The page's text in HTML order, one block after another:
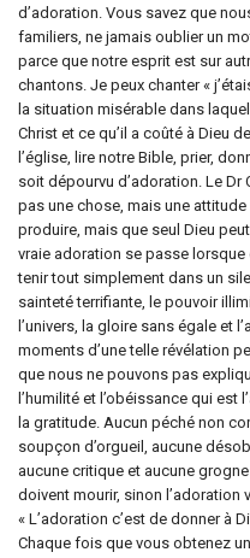
d’adoration. Vous savez que
familiers, ne jamais oublier un
parce que notre esprit est sur
chantons. Je peux chanter «
la situation misérable dans
Christ et ce qu’il a coûté à Dieu
l’église, lire notre Bible, prier,
soit dépourvu d’adoration. Le Dr
pas une chose, mais une
produire, mais que seul Dieu
vraie adoration se passe lorsque
tenir tout simplement dans un
sainteté terrifiante, le pouvoir
l’univers, la gloire sans égale et
moments d’une telle révélation
que nous ne pouvons pas
l’humilité et l’obéissance qui est
la gratitude. Aucun péché non
soupçon d’orgueil, aucune
aucune critique et aucune
doivent mourir, sinon l’adoration
« L’adoration c’est de donner à
Chaque fois que vous obtenez